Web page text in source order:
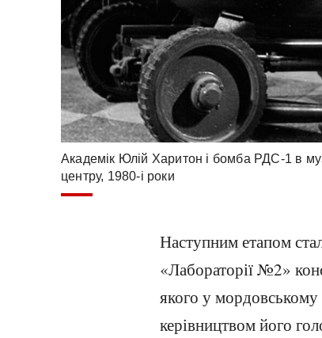
Академік Юлій Харитон і бомба РДС-1 в
центру, 1980-і роки
Наступним етапом
«Лабораторії №2»
якого у
керівництвом його